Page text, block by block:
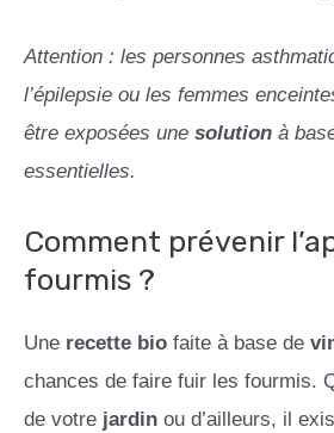
Attention : les personnes
l’épilepsie ou les femmes
être exposées une solution à
essentielles.
Comment prévenir
fourmis ?
Une recette bio faite à base de
chances de faire fuir les fourmis.
de votre jardin ou d’ailleurs, il